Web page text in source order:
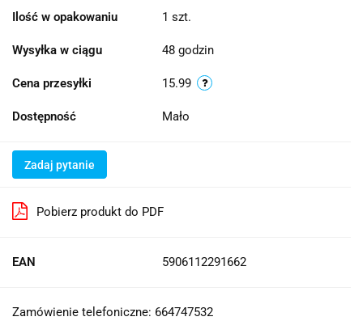
Ilość w opakowaniu 1 szt.
Wysyłka w ciągu 48 godzin
Cena przesyłki 15.99
Dostępność Mało
Zadaj pytanie
Pobierz produkt do PDF
EAN 5906112291662
Zamówienie telefoniczne: 664747532